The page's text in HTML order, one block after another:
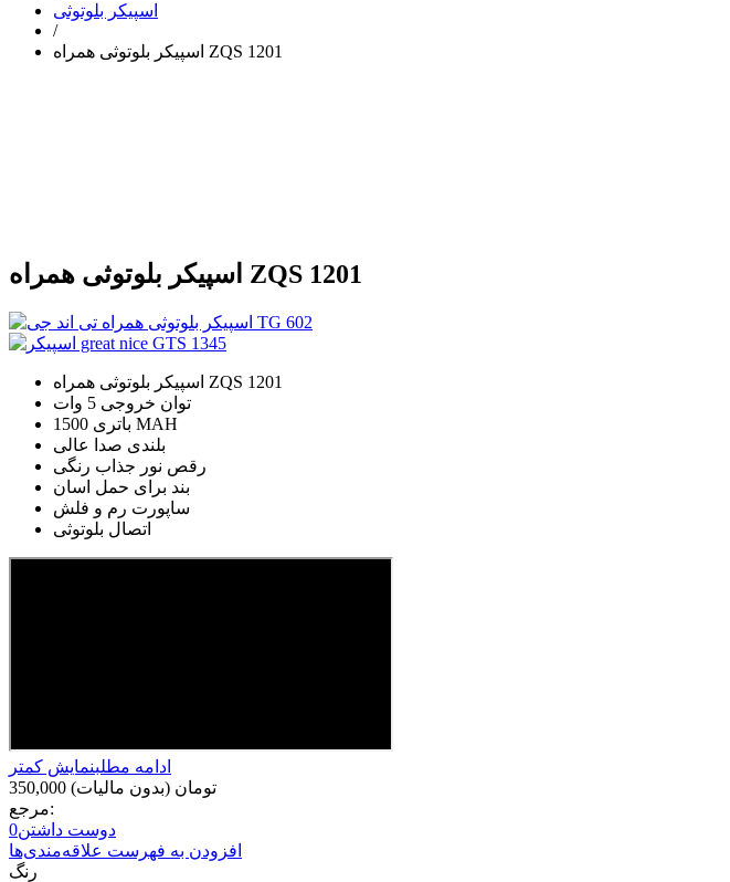
اسپیکر بلوتوثی
/
اسپیکر بلوتوثی همراه ZQS 1201
اسپیکر بلوتوثی همراه ZQS 1201
اسپیکر بلوتوثی همراه ZQS 1201
توان خروجی 5 وات
باتری 1500 MAH
بلندی صدا عالی
رقص نور جذاب رنگی
بند برای حمل اسان
ساپورت رم و فلش
اتصال بلوتوثی
ادامه مطلبنمایش کمتر
350,000 تومان (بدون مالیات)
مرجع:
دوست داشتن0
افزودن به فهرست علاقه‌مندی‌ها
رنگ